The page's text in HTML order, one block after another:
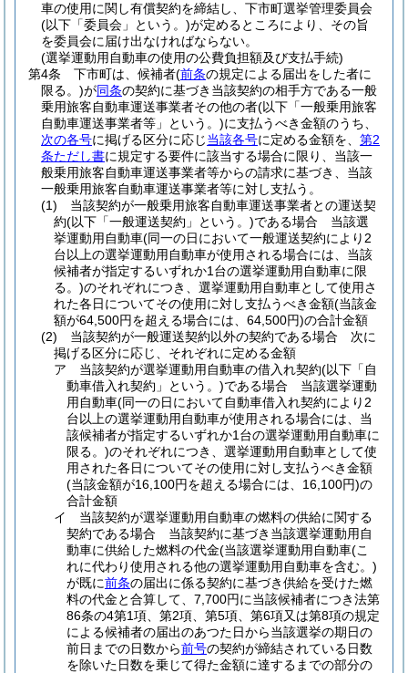
車の使用に関し有償契約を締結し、下市町選挙管理委員会
(以下「委員会」という。)が定めるところにより、その旨
を委員会に届け出なければならない。
(選挙運動用自動車の使用の公費負担額及び支払手続)
第4条
下市町は、候補者(前条の規定による届出をした者に
限る。)が同条の契約に基づき当該契約の相手方である一般
乗用旅客自動車運送事業者その他の者(以下「一般乗用旅客
自動車運送事業者等」という。)に支払うべき金額のうち、
次の各号に掲げる区分に応じ当該各号に定める金額を、 第2
条ただし書に規定する要件に該当する場合に限り、当該一
般乗用旅客自動車運送事業者等からの請求に基づき、当該
一般乗用旅客自動車運送事業者等に対し支払う。
(1)
当該契約が一般乗用旅客自動車運送事業者との運送契
約(以下「一般運送契約」という。)である場合 当該選
挙運動用自動車(同一の日において一般運送契約により2
台以上の選挙運動用自動車が使用される場合には、当該
候補者が指定するいずれか1台の選挙運動用自動車に限
る。)のそれぞれにつき、選挙運動用自動車として使用さ
れた各日についてその使用に対し支払うべき金額(当該金
額が64,500円を超える場合には、64,500円)の合計金額
(2)
当該契約が一般運送契約以外の契約である場合 次に
掲げる区分に応じ、それぞれに定める金額
ア
当該契約が選挙運動用自動車の借入れ契約(以下「自
動車借入れ契約」という。)である場合 当該選挙運動
用自動車(同一の日において自動車借入れ契約により2
台以上の選挙運動用自動車が使用される場合には、当
該候補者が指定するいずれか1台の選挙運動用自動車に
限る。)のそれぞれにつき、選挙運動用自動車として使
用された各日についてその使用に対し支払うべき金額
(当該金額が16,100円を超える場合には、16,100円)の
合計金額
イ
当該契約が選挙運動用自動車の燃料の供給に関する
契約である場合 当該契約に基づき当該選挙運動用自
動車に供給した燃料の代金(当該選挙運動用自動車(こ
れに代わり使用される他の選挙運動用自動車を含む。)
が既に前条の届出に係る契約に基づき供給を受けた燃
料の代金と合算して、7,700円に当該候補者につき法第
86条の4第1項、第2項、第5項、第6項又は第8項の規定
による候補者の届出のあつた日から当該選挙の期日の
前日までの日数から前号の契約が締結されている日数
を除いた日数を乗じて得た金額に達するまでの部分の